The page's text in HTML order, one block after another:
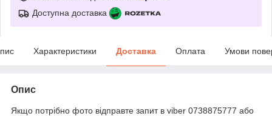
Доступна доставка
Характеристики Доставка Оплата Умови
Опис
Якщо потрібно фото відправте запит в viber 0738875777 або